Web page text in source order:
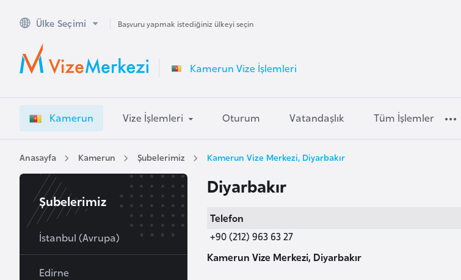
Ülke Seçimi Başvuru yapmak istediğiniz ülkeyi seçin
Kamerun Vize İşlemleri
Kamerun Vize İşlemleri Oturum Vatandaşlık Tüm İşlemler
Anasayfa Kamerun Şubelerimiz Kamerun Vize Merkezi, Diyarbakır
Diyarbakır
Telefon
+90 (212) 963 63 27
Kamerun Vize Merkezi, Diyarbakır
Şubelerimiz
İstanbul (Avrupa)
Edirne
A
u
s
a
l
A
u
s
t